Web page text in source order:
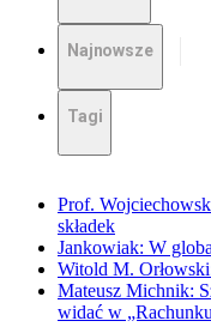
Najnowsze
Tagi
Prof.
składek
Jankowiak: W
Witold M.
Mateusz Michnik:
widać w